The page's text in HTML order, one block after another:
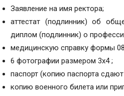
Заявление на имя ректора;
аттестат (подлинник) об
диплом (подлинник) о
медицинскую справку формы
6 фотографии размером 3х4 ;
паспорт (копию паспорта
копию военного билета или